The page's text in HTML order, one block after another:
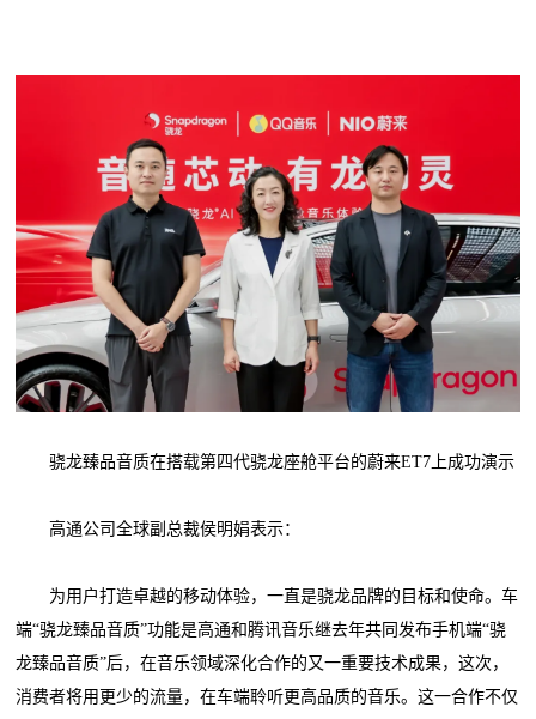
骁龙臻品音质在搭载第四代骁龙座舱平台的蔚来ET7上成功演示
高通公司全球副总裁侯明娟表示：
为用户打造卓越的移动体验，一直是骁龙品牌的目标和使命。车
端“骁龙臻品音质”功能是高通和腾讯音乐继去年共同发布手机端“骁
龙臻品音质”后，在音乐领域深化合作的又一重要技术成果，这次，
消费者将用更少的流量，在车端聆听更高品质的音乐。这一合作不仅